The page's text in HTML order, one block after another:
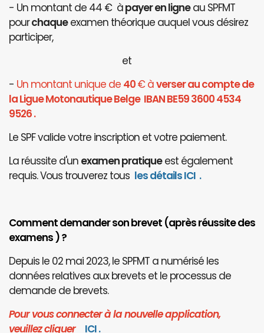
- Un montant de 44 € àpayer en ligneau SPFMT
pourchaqueexamen théorique auquel vous désirez
participer,
et
- Un montant unique de 40€ àverser au compte de
la Ligue Motonautique Belge IBAN BE59 3600 4534
9526 .
Le SPF valide votre inscription et votre paiement.
La réussite d'un examen pratiqueest également
requis. Vous trouverez tous les détails ICI .
Comment demander son brevet (après réussite des
examens ) ?
Depuis le 02 mai 2023, le SPFMT a numérisé les
données relatives aux brevets et le processus de
demande de brevets.
Pour vous connecter à la nouvelle application,
veuillez cliquer ICI.